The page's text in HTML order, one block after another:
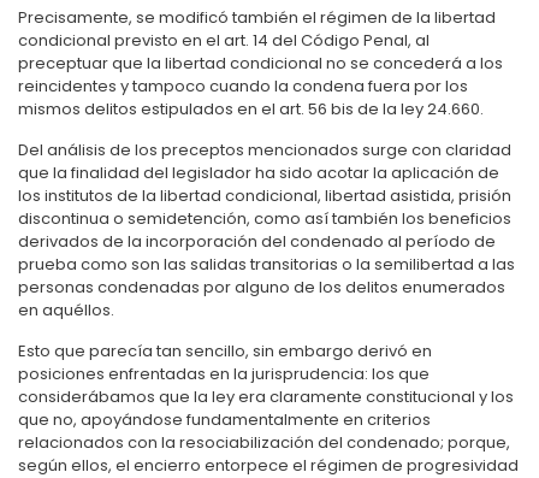
Precisamente, se modificó también el régimen de la libertad
condicional previsto en el art. 14 del Código Penal, al
preceptuar que la libertad condicional no se concederá a los
reincidentes y tampoco cuando la condena fuera por los
mismos delitos estipulados en el art. 56 bis de la ley 24.660.
Del análisis de los preceptos mencionados surge con claridad
que la finalidad del legislador ha sido acotar la aplicación de
los institutos de la libertad condicional, libertad asistida, prisión
discontinua o semidetención, como así también los beneficios
derivados de la incorporación del condenado al período de
prueba como son las salidas transitorias o la semilibertad a las
personas condenadas por alguno de los delitos enumerados
en aquéllos.
Esto que parecía tan sencillo, sin embargo derivó en
posiciones enfrentadas en la jurisprudencia: los que
considerábamos que la ley era claramente constitucional y los
que no, apoyándose fundamentalmente en criterios
relacionados con la resociabilización del condenado; porque,
según ellos, el encierro entorpece el régimen de progresividad